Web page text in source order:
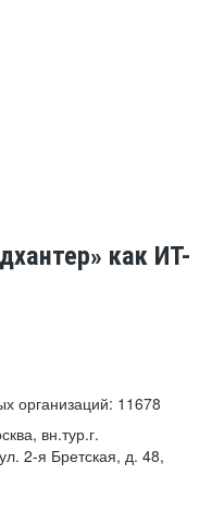
как ИТ-
организаций: 11678
вн.тур.г.
2-я Бретская, д. 48,